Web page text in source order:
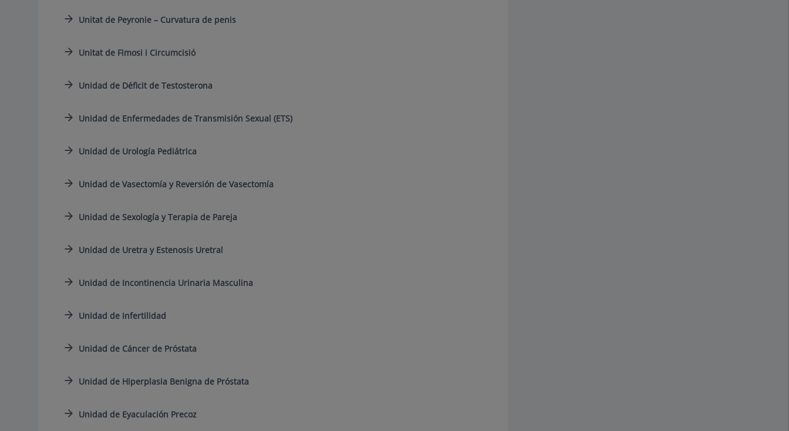
Unitat de Peyronie – Curvatura de penis
Unitat de Fimosi i Circumcisió
Unidad de Déficit de Testosterona
Unidad de Enfermedades de Transmisión Sexual (ETS)
Unidad de Urología Pediátrica
Unidad de Vasectomía y Reversión de Vasectomía
Unidad de Sexología y Terapia de Pareja
Unidad de Uretra y Estenosis Uretral
Unidad de Incontinencia Urinaria Masculina
Unidad de Infertilidad
Unidad de Cáncer de Próstata
Unidad de Hiperplasia Benigna de Próstata
Unidad de Eyaculación Precoz